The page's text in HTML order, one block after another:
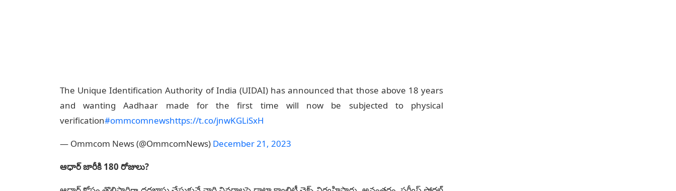
The Unique Identification Authority of India (UIDAI) has announced that those above 18 years
and wanting Aadhaar made for the first time will now be subjected to physical
verification#ommcomnewshttps://t.co/jnwKGLiSxH
— Ommcom News (@OmmcomNews) December 21, 2023
ఆధార్ జారీకి 180 రోజులు?